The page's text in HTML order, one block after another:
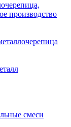
производство
смеси